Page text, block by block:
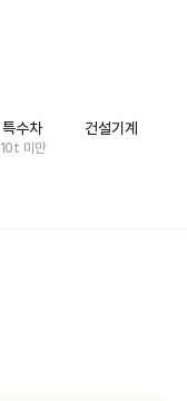
특수차
10t 미만
건설기계